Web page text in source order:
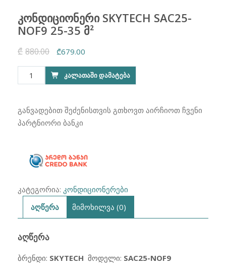
კონდიციონერი SKYTECH SAC25-
NOF9 25-35 მ²
₾ 880.00
Original
price
was:
₾679.00
price
is:
რაოდენობა:
კონდიციონერი
SAC25-
NOF9
ᲙᲐᲚᲐᲗᲐᲨᲘ ᲓᲐᲛᲐᲢᲔᲑᲐ
განვადებით შეძენისთვის გთხოვთ აირჩიოთ ჩვენი
პარტნიორი ბანკი
კატეგორია: კონდიციონერები
აღწერა
მიმოხილვა (0)
ᲐᲦᲬᲔᲠᲐ
ბრენდი: SKYTECH მოდელი: SAC25-NOF9